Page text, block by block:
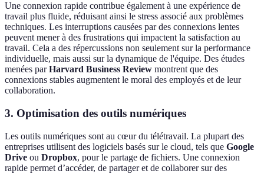
Une connexion rapide contribue également à une expérience de
travail plus fluide, réduisant ainsi le stress associé aux problèmes
techniques. Les interruptions causées par des connexions lentes
peuvent mener à des frustrations qui impactent la satisfaction au
travail. Cela a des répercussions non seulement sur la performance
individuelle, mais aussi sur la dynamique de l'équipe. Des études
menées parHarvard Business Review montrent que des
connexions stables augmentent le moral des employés et de leur
collaboration.
3. Optimisation des outils numériques
Les outils numériques sont au cœur du télétravail. La plupart des
entreprises utilisent des logiciels basés sur le cloud, tels que Google
Drive ou Dropbox, pour le partage de fichiers. Une connexion
rapide permet d’accéder, de partager et de collaborer sur des